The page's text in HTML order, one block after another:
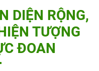
DIỆN RỘNG,
TƯỢNG
ĐOAN